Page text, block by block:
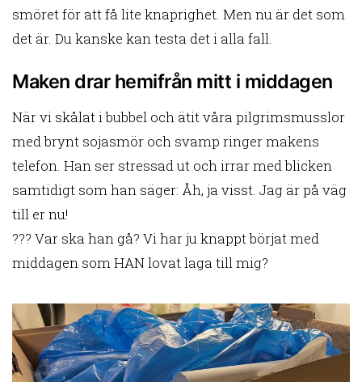
smöret för att få lite knaprighet. Men nu är det som
det är. Du kanske kan testa det i alla fall.
Maken drar hemifrån mitt i middagen
När vi skålat i bubbel och ätit våra pilgrimsmusslor
med brynt sojasmör och svamp ringer makens
telefon. Han ser stressad ut och irrar med blicken
samtidigt som han säger: Åh, ja visst. Jag är på väg
till er nu!
??? Var ska han gå? Vi har ju knappt börjat med
middagen som HAN lovat laga till mig?